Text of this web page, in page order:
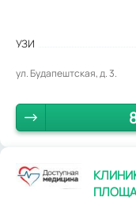
УЗИ
ул. Будапештская, д. 3.